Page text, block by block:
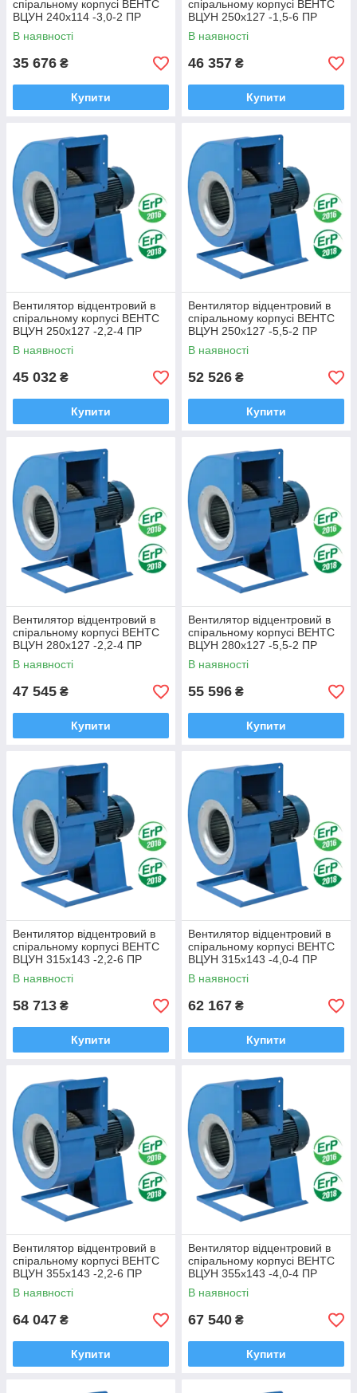
спіральному корпусі ВЕНТС
ВЦУН 240х114 -3,0-2 ПР
В наявності
35 676 ₴
Купити
спіральному корпусі ВЕНТС
ВЦУН 250х127 -1,5-6 ПР
В наявності
46 357 ₴
Купити
Вентилятор відцентровий в
спіральному корпусі ВЕНТС
ВЦУН 250х127 -2,2-4 ПР
В наявності
45 032 ₴
Купити
Вентилятор відцентровий в
спіральному корпусі ВЕНТС
ВЦУН 250х127 -5,5-2 ПР
В наявності
52 526 ₴
Купити
Вентилятор відцентровий в
спіральному корпусі ВЕНТС
ВЦУН 280х127 -2,2-4 ПР
В наявності
47 545 ₴
Купити
Вентилятор відцентровий в
спіральному корпусі ВЕНТС
ВЦУН 280х127 -5,5-2 ПР
В наявності
55 596 ₴
Купити
Вентилятор відцентровий в
спіральному корпусі ВЕНТС
ВЦУН 315х143 -2,2-6 ПР
В наявності
58 713 ₴
Купити
Вентилятор відцентровий в
спіральному корпусі ВЕНТС
ВЦУН 315х143 -4,0-4 ПР
В наявності
62 167 ₴
Купити
Вентилятор відцентровий в
спіральному корпусі ВЕНТС
ВЦУН 355х143 -2,2-6 ПР
В наявності
64 047 ₴
Купити
Вентилятор відцентровий в
спіральному корпусі ВЕНТС
ВЦУН 355х143 -4,0-4 ПР
В наявності
67 540 ₴
Купити